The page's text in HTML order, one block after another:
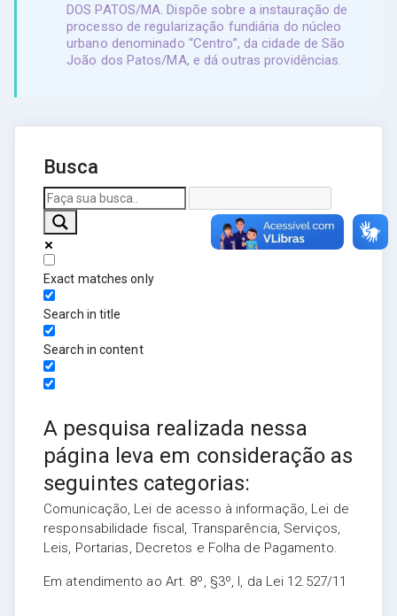
DOS PATOS/MA. Dispõe sobre a instauração de
processo de regularização fundiária do núcleo
urbano denominado “Centro”, da cidade de São
João dos Patos/MA, e dá outras providências.
Busca
Exact matches only
Search in title
Search in content
A pesquisa realizada nessa
página leva em consideração as
seguintes categorias:
Comunicação, Lei de acesso à informação, Lei de
responsabilidade fiscal, Transparência, Serviços,
Leis, Portarias, Decretos e Folha de Pagamento.
Em atendimento ao Art. 8º, §3º, I, da Lei 12.527/11